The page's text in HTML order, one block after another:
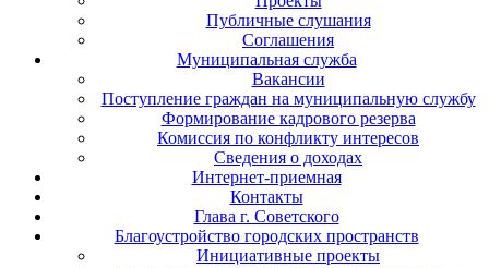
Публичные слушания
Соглашения
Муниципальная служба
Вакансии
Поступление граждан на муниципальную службу
Формирование кадрового резерва
Комиссия по конфликту интересов
Сведения о доходах
Интернет-приемная
Контакты
Глава г. Советского
Благоустройство городских пространств
Инициативные проекты